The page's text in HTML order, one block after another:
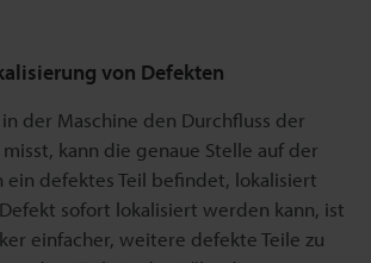
von Defekten
der Maschine den Durchfluss der
kann die genaue Stelle auf der
ein defektes Teil befindet, lokalisiert
sofort lokalisiert werden kann, ist
einfacher, weitere defekte Teile zu